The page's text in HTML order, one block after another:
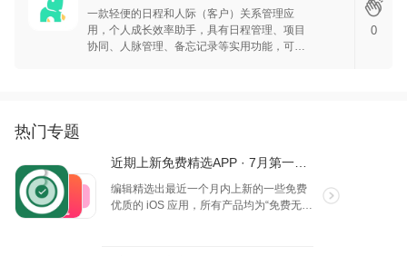
一款轻便的日程和人际（客户）关系管理应
用，个人成长效率助手，具有日程管理、项目
协同、人脉管理、备忘记录等实用功能，可以
0
热门专题
编辑精选出最近一个月内上新的一些免费
优质的 iOS 应用，所有产品均为“免费无内